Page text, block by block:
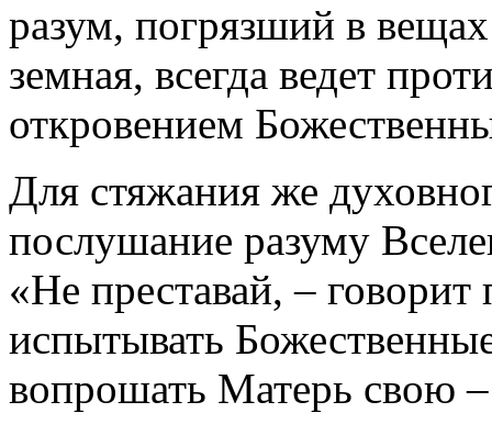
разум, погрязший в
земная, всегда ведет
откровением
Для стяжания же
послушание разуму
«Не преставай, –
испытывать
вопрошать Матерь свою